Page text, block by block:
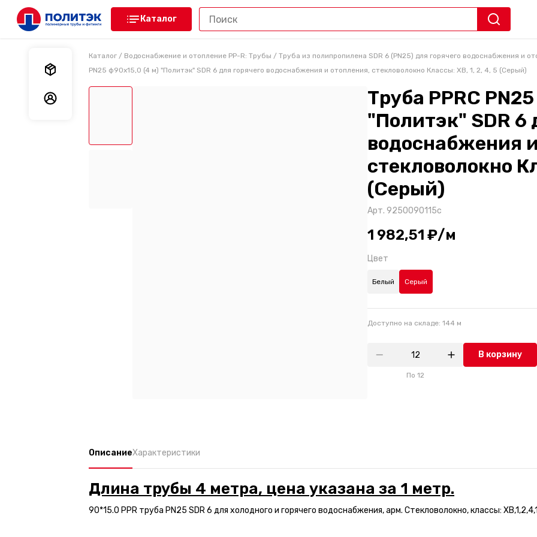
Каталог
Мои заказы
Каталог / Водоснабжение и отопление PP-R: Трубы / Труба из полипропилена SDR 6 (PN25) для горячего водоснабжения и
PN25 ф90х15,0 (4 м) "Политэк" SDR 6 для горячего водоснабжения и отопления, стекловолокно Классы: ХВ, 1, 2, 4, 5 (Серый)
Труба PPRC
"Политэк" SDR 6
водоснабжения
стекловолокно
(Серый)
Арт. 9250090115с
1 982,51 ₽/м
Цвет
Белый Серый
Доступно на складе: 144 м
По 12
В корзину
ОписаниеХарактеристики
Длина трубы 4 метра, цена указана за 1 метр.
90*15.0 PPR труба PN25 SDR 6 для холодного и горячего водоснабжения, арм. Стекловолокно, классы: